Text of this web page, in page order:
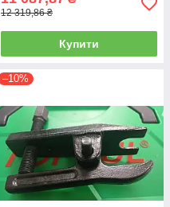
12 319,86 ₴
Купити
–10%